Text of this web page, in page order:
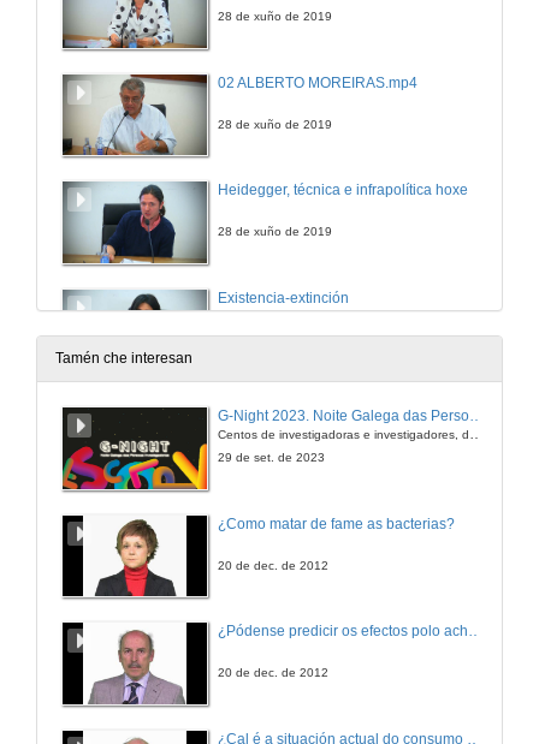
28 de xuño de 2019
02 ALBERTO MOREIRAS.mp4
28 de xuño de 2019
Heidegger, técnica e infrapolítica hoxe
28 de xuño de 2019
Existencia-extinción
28 de xuño de 2019
Tamén che interesan
G-Night 2023. Noite Galega das Persoas Investigadoras. Conciencias creativas
29 de set. de 2023
¿Como matar de fame as bacterias?
20 de dec. de 2012
¿Pódense predicir os efectos polo achegamento á Terra dos asteroides?
20 de dec. de 2012